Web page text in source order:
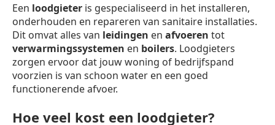
Een loodgieter is gespecialiseerd in het installeren,
onderhouden en repareren van sanitaire installaties.
Dit omvat alles van leidingen en afvoeren tot
verwarmingssystemen en boilers. Loodgieters
zorgen ervoor dat jouw woning of bedrijfspand
voorzien is van schoon water en een goed
functionerende afvoer.
Hoe veel kost een loodgieter?